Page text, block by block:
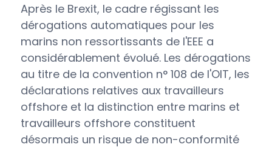
Après le Brexit, le cadre régissant les
dérogations automatiques pour les
marins non ressortissants de l'EEE a
considérablement évolué. Les dérogations
au titre de la convention n° 108 de l'OIT, les
déclarations relatives aux travailleurs
offshore et la distinction entre marins et
travailleurs offshore constituent
désormais un risque de non-conformité